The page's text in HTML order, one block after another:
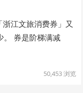
江文旅消费券」又
。 券是阶梯满减
50,453浏览